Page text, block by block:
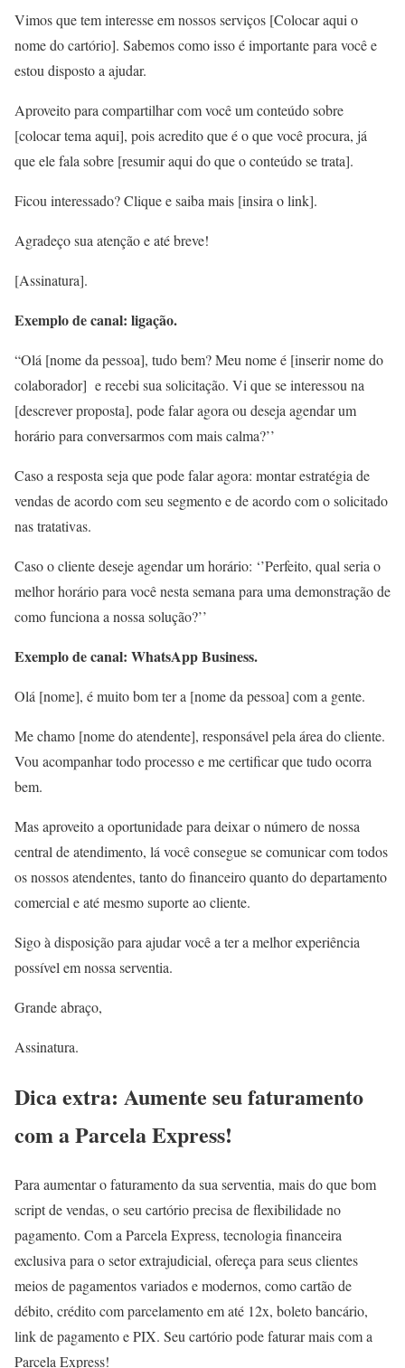
Vimos que tem interesse em nossos serviços [Colocar aqui o
nome do cartório]. Sabemos como isso é importante para você e
estou disposto a ajudar.
Aproveito para compartilhar com você um conteúdo sobre
[colocar tema aqui], pois acredito que é o que você procura, já
que ele fala sobre [resumir aqui do que o conteúdo se trata].
Ficou interessado? Clique e saiba mais [insira o link].
Agradeço sua atenção e até breve!
[Assinatura].
Exemplo de canal: ligação.
“Olá [nome da pessoa], tudo bem? Meu nome é [inserir nome do
colaborador] e recebi sua solicitação. Vi que se interessou na
[descrever proposta], pode falar agora ou deseja agendar um
horário para conversarmos com mais calma?’’
Caso a resposta seja que pode falar agora: montar estratégia de
vendas de acordo com seu segmento e de acordo com o solicitado
nas tratativas.
Caso o cliente deseje agendar um horário: ‘’Perfeito, qual seria o
melhor horário para você nesta semana para uma demonstração de
como funciona a nossa solução?’’
Exemplo de canal: WhatsApp Business.
Olá [nome], é muito bom ter a [nome da pessoa] com a gente.
Me chamo [nome do atendente], responsável pela área do cliente.
Vou acompanhar todo processo e me certificar que tudo ocorra
bem.
Mas aproveito a oportunidade para deixar o número de nossa
central de atendimento, lá você consegue se comunicar com todos
os nossos atendentes, tanto do financeiro quanto do departamento
comercial e até mesmo suporte ao cliente.
Sigo à disposição para ajudar você a ter a melhor experiência
possível em nossa serventia.
Grande abraço,
Assinatura.
Dica extra: Aumente seu faturamento
com a Parcela Express!
Para aumentar o faturamento da sua serventia, mais do que bom
script de vendas, o seu cartório precisa de flexibilidade no
pagamento. Com a Parcela Express, tecnologia financeira
exclusiva para o setor extrajudicial, ofereça para seus clientes
meios de pagamentos variados e modernos, como cartão de
débito, crédito com parcelamento em até 12x, boleto bancário,
link de pagamento e PIX. Seu cartório pode faturar mais com a
Parcela Express!